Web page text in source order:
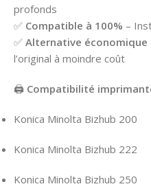
profonds
✅ Compatible à 100% –
✅ Alternative économique
l’original à moindre coût
🖨️ Compatibilité
Konica Minolta Bizhub 200
Konica Minolta Bizhub 222
Konica Minolta Bizhub 250